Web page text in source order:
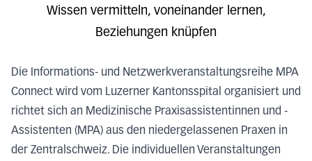
Wissen vermitteln, voneinander lernen,
Beziehungen knüpfen
Die Informations- und Netzwerkveranstaltungsreihe MPA
Connect wird vom Luzerner Kantonsspital organisiert und
richtet sich an Medizinische Praxisassistentinnen und -
Assistenten (MPA) aus den niedergelassenen Praxen in
der Zentralschweiz. Die individuellen Veranstaltungen